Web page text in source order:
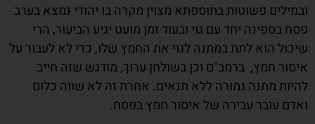
ובמילים פשוטות בתוספתא מצוין מקרה בו יהודי נמצא בערב
פסח בספינה יחד עם גוי ובעוד זמן מועט יגיע הביעור, הרי
שיכול הוא לתת במתנה לגוי את החמץ שלו, כדי לא לעבור על
איסור חמץ, ברמב"ם וכן בשולחן ערוך, מודגש שזה חייב
להיות מתנה גמורה ללא תנאים. אחרת זה לא שווה כלום
ואדם עובר עבירה של איסור חמץ בפסח.